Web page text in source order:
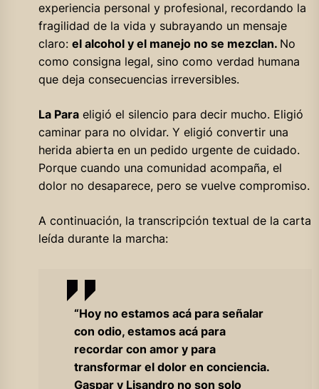
experiencia personal y profesional, recordando la
fragilidad de la vida y subrayando un mensaje
claro: el alcohol y el manejo no se mezclan. No
como consigna legal, sino como verdad humana
que deja consecuencias irreversibles.
La Paraeligió el silencio para decir mucho. Eligió
caminar para no olvidar. Y eligió convertir una
herida abierta en un pedido urgente de cuidado.
Porque cuando una comunidad acompaña, el
dolor no desaparece, pero se vuelve compromiso.
A continuación, la transcripción textual de la carta
leída durante la marcha:
“Hoy no estamos acá para señalar
con odio, estamos acá para
recordar con amor y para
transformar el dolor en conciencia.
Gaspar y Lisandro no son solo